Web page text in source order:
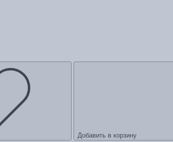
Добавить в корзину